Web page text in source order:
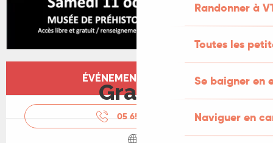
Randonner à
Toutes les
Se baigner en
Naviguer en
Ouverture et coordonnées
ÉVÉNEMENT TERMINÉ
Gratuit
05 65 31 27